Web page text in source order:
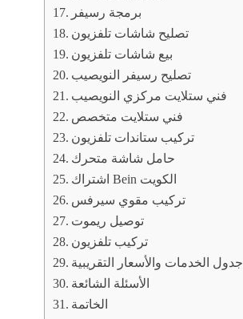
برمجة رسيفر
تصليح شاشات تلفزيون
بيع شاشات تلفزيون
تصليح رسيفر النويصيب
فني ستلايت مركزي النويصيب
فني ستلايت متخصص
تركيب ستاندات تلفزيون
حامل شاشة متحرك
اشتراك Bein الكويت
تركيب مقوي سيرفس
توصيل ريموت
تركيب تلفزيون
جدول الخدمات والأسعار التقريبية
الأسئلة الشائعة
الخاتمة